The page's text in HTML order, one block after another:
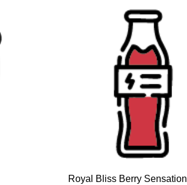
Royal Bliss Berry Sensation